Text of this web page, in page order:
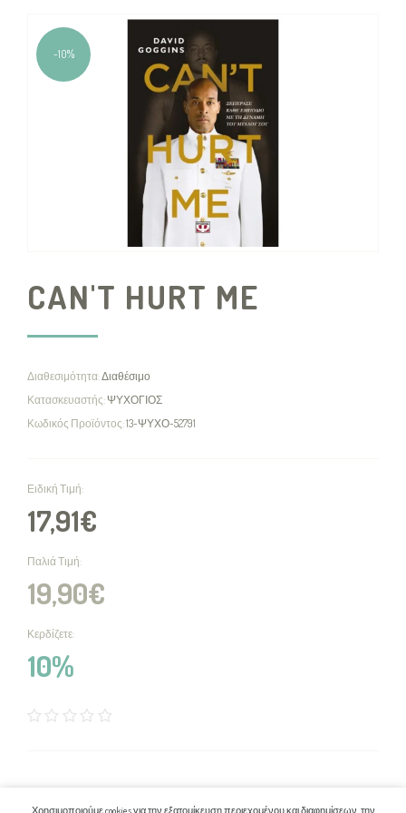
Χρησιμοποιούμε cookies για την εξατομίκευση περιεχομένου και διαφημίσεων, την
-10%
CAN'T HURT ME
Διαθεσιμότητα:Διαθέσιμο
Κατασκευαστής: ΨΥΧΟΓΙΟΣ
Κωδικός Προϊόντος:13-ΨΥΧΟ-52791
Ειδική Τιμή:
17,91€
Παλιά Τιμή:
19,90€
Κερδίζετε:
10%